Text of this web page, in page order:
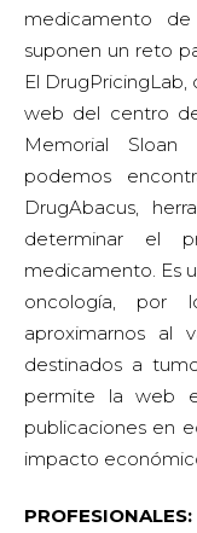
medicamento
suponen un reto
El
web del centro
Memorial
podemos
DrugAbacus,
determinar el
medicamento. Es
oncología, por
aproximarnos al
destinados a
permite la web
publicaciones en
impacto
PROFESIONALES: